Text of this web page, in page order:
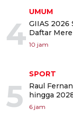
4
UMUM
GIIAS 2026
Daftar
10 jam
5
SPORT
Raul
hingga
6 jam